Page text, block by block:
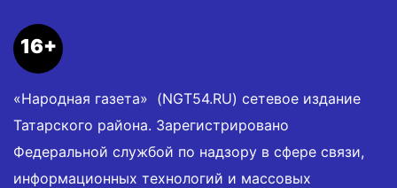
16+
«Народная газета» (NGT54.RU) сетевое издание
Татарского района. Зарегистрировано
Федеральной службой по надзору в сфере связи,
информационных технологий и массовых